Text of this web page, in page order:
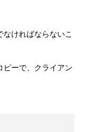
ければならないこ
ピーで、クライアン